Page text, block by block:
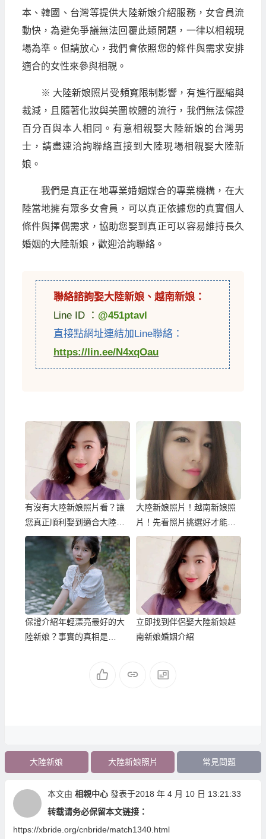
本、韓國、台灣等提供大陸新娘介紹服務，女會員流
動快，為避免爭議無法回覆此類問題，一律以相親現
場為準。但請放心，我們會依照您的條件與需求安排
適合的女性來參與相親。
※ 大陸新娘照片受頻寬限制影響，有進行壓縮與
裁減，且隨著化妝與美圖軟體的流行，我們無法保證
百分百與本人相同。有意相親娶大陸新娘的台灣男
士，請盡速洽詢聯絡直接到大陸現場相親娶大陸新
娘。
我們是真正在地專業婚姻媒合的專業機構，在大
陸當地擁有眾多女會員，可以真正依據您的真實個人
條件與擇偶需求，協助您娶到真正可以容易維持長久
婚姻的大陸新娘，歡迎洽詢聯絡。
聯絡諮詢娶大陸新娘 、越南新娘 ：
Line ID ： @451ptavl
直接點網址連結加Line聯絡：
https://lin.ee/N4xqOau
有沒有大陸新娘照片看？讓
您真正順利娶到適合大陸新
娘的相親中心！
大陸新娘照片！越南新娘照
片！先看照片挑選好才能娶
到喜歡的！？
保證介紹年輕漂亮最好的大
陸新娘？事實的真相是…
立即找到伴侶娶大陸新娘越
南新娘婚姻介紹
大陸新娘 大陸新娘照片 常見問題
本文由 相親中心 發表于2018 年 4 月 10 日 13:21:33
转载请务必保留本文链接：
https://xbride.org/cnbride/match1340.html